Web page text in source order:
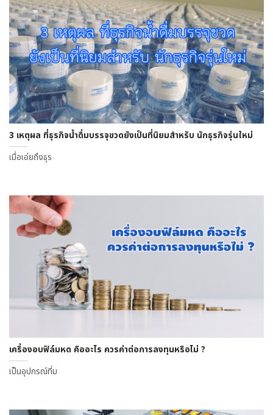
3 เหตุผล ที่ธุรกิจน้ำดื่มบรรจุขวดยังเป็นที่นิยมสำหรับ นักธุรกิจรุ่นใหม่
เมื่อเอ่ยถึงธุร
เครื่องอบฟิล์มหด คืออะไร ควรค่าต่อการลงทุนหรือไม่ ?
เป็นอุปกรณ์ที่ม